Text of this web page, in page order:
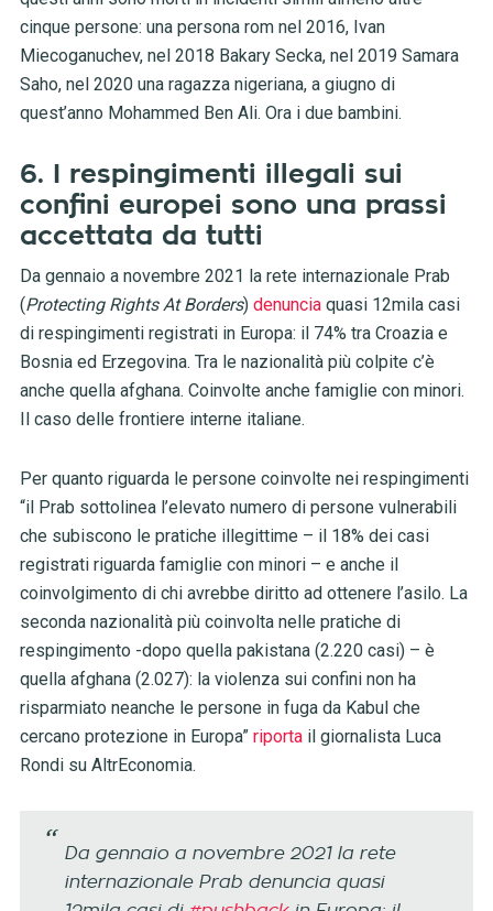
cinque persone: una persona rom nel 2016, Ivan
Miecoganuchev, nel 2018 Bakary Secka, nel 2019 Samara
Saho, nel 2020 una ragazza nigeriana, a giugno di
quest’anno Mohammed Ben Ali. Ora i due bambini.
6. I respingimenti illegali sui
confini europei sono una prassi
accettata da tutti
Da gennaio a novembre 2021 la rete internazionale Prab
(Protecting Rights At Borders) denunciaquasi 12mila casi
di respingimenti registrati in Europa: il 74% tra Croazia e
Bosnia ed Erzegovina. Tra le nazionalità più colpite c’è
anche quella afghana. Coinvolte anche famiglie con minori.
Il caso delle frontiere interne italiane.
Per quanto riguarda le persone coinvolte nei respingimenti
“il Prab sottolinea l’elevato numero di persone vulnerabili
che subiscono le pratiche illegittime – il 18% dei casi
registrati riguarda famiglie con minori – e anche il
coinvolgimento di chi avrebbe diritto ad ottenere l’asilo. La
seconda nazionalità più coinvolta nelle pratiche di
respingimento -dopo quella pakistana (2.220 casi) – è
quella afghana (2.027): la violenza sui confini non ha
risparmiato neanche le persone in fuga da Kabul che
cercano protezione in Europa” riporta il giornalista Luca
Rondi su AltrEconomia.
Da gennaio a novembre 2021 la rete
internazionale Prab denuncia quasi